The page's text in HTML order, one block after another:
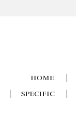
HOME
SPECIFIC